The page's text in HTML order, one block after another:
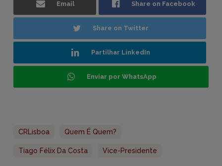
Email Share on Facebook
Share on Twitter
Partilhar LinkedIn
Enviar por WhatsApp
CRLisboa Quem É Quem?
Tiago Félix Da Costa Vice-Presidente